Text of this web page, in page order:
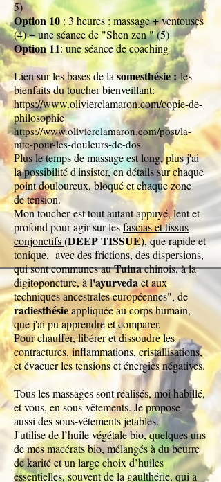
5)
Option 10: 3 heures : massage + ventouses
(4) + une séance de "Shen zen " (5)
Option 11: une séance de coaching
Lien sur les bases delasomesthésie :les
bienfaits du toucher bienveillant:
https://www.olivierclamaron.com/copie-de-
philosophie
https://www.olivierclamaron.com/post/la-
mtc-pour-les-douleurs-de-dos
Plus le temps de massage est long, plus j'ai
la possibilité d'insister, en détails sur chaque
point douloureux, bloqué et chaque zone
de tension.
Mon toucherest tout autant appuyé, lent et
profond pour agir sur lesfascias et tissus
conjonctifs(DEEP TISSUE), que rapide et
tonique, avec des frictions, des dispersions,
qui sont communes auTuinachinois, à la
digitoponcture, à l'ayurvedaet aux
techniques ancestrales européennes", de
radiesthésieappliquée au corps humain,
que j'ai pu apprendre et comparer.
Pour chauffer, libérer et dissoudre les
contractures, inflammations, cristallisations,
et évacuer les tensions et énergies négatives.
Tous les massages sont réalisés, moi habillé,
et vous, en sous-vêtements. Je propose
aussi des sous-vêtements jetables.
J'utilise de l’huile végétale bio, quelques uns
de mes macérats bio, mélangés à du beurre
de karité et un large choix d’huiles
essentielles, souvent de la gaulthérie, qui a